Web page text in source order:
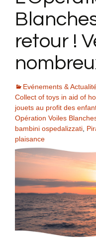
retour !
Evénements &
Collect of toys in aid of
jouets au profit des
Opération Voiles
bambini ospedalizzati
plaisance